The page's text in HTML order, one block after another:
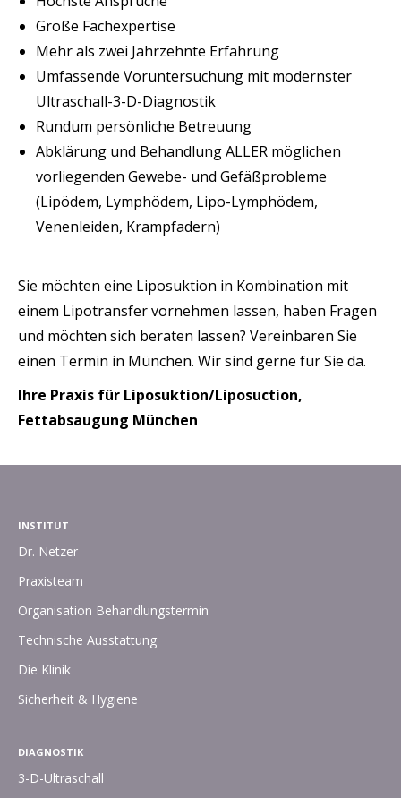
Große Fachexpertise
Mehr als zwei Jahrzehnte Erfahrung
Umfassende Voruntersuchung mit modernster
Ultraschall-3-D-Diagnostik
Rundum persönliche Betreuung
Abklärung und Behandlung ALLER möglichen
vorliegenden Gewebe- und Gefäßprobleme
(Lipödem, Lymphödem, Lipo-Lymphödem,
Venenleiden, Krampfadern)
Sie möchten eine Liposuktion in Kombination mit
einem Lipotransfer vornehmen lassen, haben Fragen
und möchten sich beraten lassen? Vereinbaren Sie
einen Termin in München. Wir sind gerne für Sie da.
Ihre Praxis für Liposuktion/Liposuction,
Fettabsaugung München
INSTITUT
Dr. Netzer
Praxisteam
Organisation Behandlungstermin
Technische Ausstattung
Die Klinik
Sicherheit & Hygiene
DIAGNOSTIK
3-D-Ultraschall